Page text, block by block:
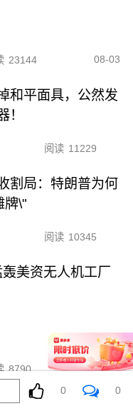
23144 08-03
和平面具，公然发
！
阅读 11229
割局：特朗普为何
牌\"
阅读 10345
美资无人机工厂
8790 08-03
计，陆地也要封
0 0